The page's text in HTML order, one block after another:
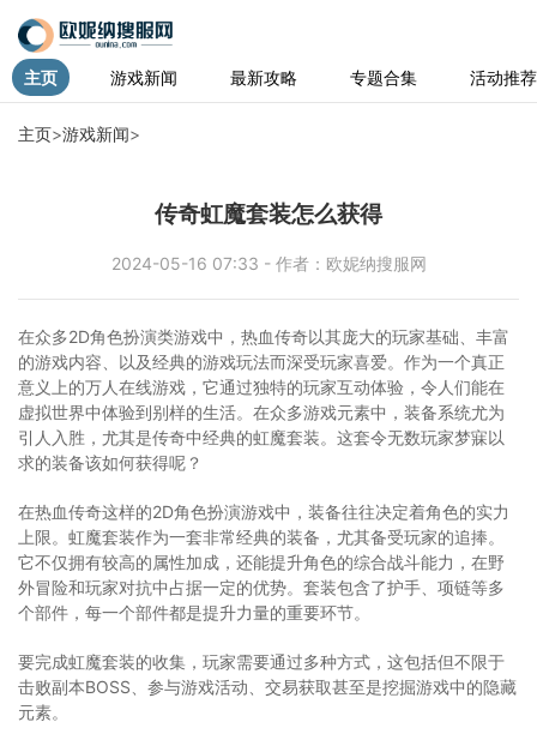
主页 游戏新闻 最新攻略 专题合集 活动推荐
主页>游戏新闻>
传奇虹魔套装怎么获得
2024-05-16 07:33 - 作者：欧妮纳搜服网
在众多2D角色扮演类游戏中，热血传奇以其庞大的玩家基础、丰富
的游戏内容、以及经典的游戏玩法而深受玩家喜爱。作为一个真正
意义上的万人在线游戏，它通过独特的玩家互动体验，令人们能在
虚拟世界中体验到别样的生活。在众多游戏元素中，装备系统尤为
引人入胜，尤其是传奇中经典的虹魔套装。这套令无数玩家梦寐以
求的装备该如何获得呢？
在热血传奇这样的2D角色扮演游戏中，装备往往决定着角色的实力
上限。虹魔套装作为一套非常经典的装备，尤其备受玩家的追捧。
它不仅拥有较高的属性加成，还能提升角色的综合战斗能力，在野
外冒险和玩家对抗中占据一定的优势。套装包含了护手、项链等多
个部件，每一个部件都是提升力量的重要环节。
要完成虹魔套装的收集，玩家需要通过多种方式，这包括但不限于
击败副本BOSS、参与游戏活动、交易获取甚至是挖掘游戏中的隐藏
元素。